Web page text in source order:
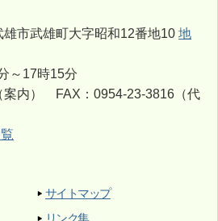
市武雄町大字昭和12番地10 地
～17時15分
案内） FAX：0954-23-3816（代
サイトマップ
リンク集